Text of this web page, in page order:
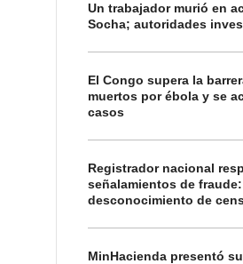
Un trabajador murió en
Socha; autoridades
El Congo supera la
muertos por ébola y se
casos
Registrador nacional
señalamientos de
desconocimiento de
MinHacienda presentó